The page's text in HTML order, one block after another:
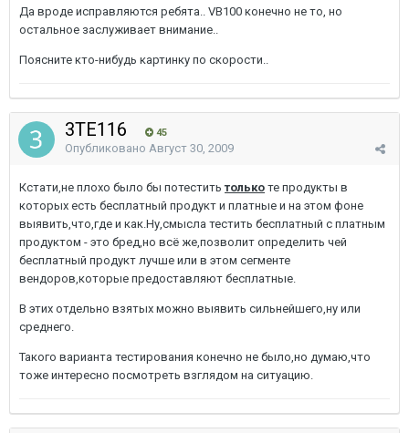
Да вроде исправляются ребята.. VB100 конечно не то, но
остальное заслуживает внимание..
Поясните кто-нибудь картинку по скорости..
3TE116 45
Опубликовано Август 30, 2009
Кстати,не плохо было бы потеститьтолько те продукты в
которых есть бесплатный продукт и платные и на этом фоне
выявить,что,где и как.Ну,смысла тестить бесплатный с платным
продуктом - это бред,но всё же,позволит определить чей
бесплатный продукт лучше или в этом сегменте
вендоров,которые предоставляют бесплатные.
В этих отдельно взятых можно выявить сильнейшего,ну или
среднего.
Такого варианта тестирования конечно не было,но думаю,что
тоже интересно посмотреть взглядом на ситуацию.